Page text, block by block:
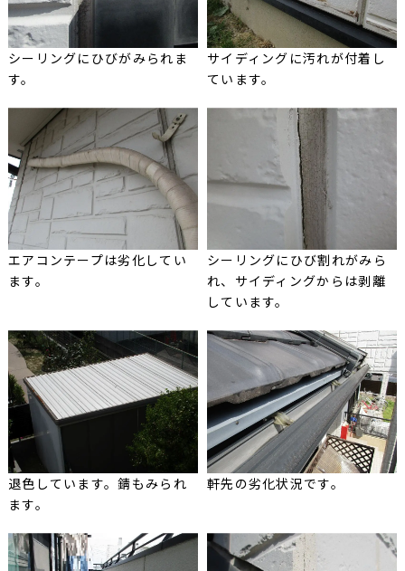
シーリングにひびがみられま
す。
サイディングに汚れが付着し
ています。
エアコンテープは劣化してい
ます。
シーリングにひび割れがみら
れ、サイディングからは剥離
しています。
退色しています。錆もみられ
ます。
軒先の劣化状況です。